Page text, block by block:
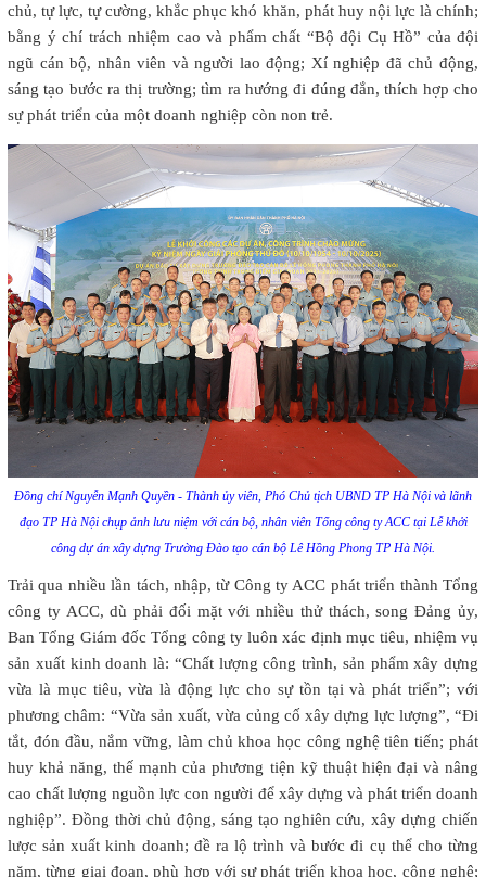
chủ, tự lực, tự cường, khắc phục khó khăn, phát huy nội lực là chính;
bằng ý chí trách nhiệm cao và phẩm chất “Bộ đội Cụ Hồ” của đội
ngũ cán bộ, nhân viên và người lao động; Xí nghiệp đã chủ động,
sáng tạo bước ra thị trường; tìm ra hướng đi đúng đắn, thích hợp cho
sự phát triển của một doanh nghiệp còn non trẻ.
Đồng chí Nguyễn Mạnh Quyền - Thành ủy viên, Phó Chủ tịch UBND TP Hà Nội và lãnh
đạo TP Hà Nội chụp ảnh lưu niệm với cán bộ, nhân viên Tổng công ty ACC tại Lễ khởi
công dự án xây dựng Trường Đào tạo cán bộ Lê Hồng Phong TP Hà Nội.
Trải qua nhiều lần tách, nhập, từ Công ty ACC phát triển thành Tổng
công ty ACC, dù phải đối mặt với nhiều thử thách, song Đảng ủy,
Ban Tổng Giám đốc Tổng công ty luôn xác định mục tiêu, nhiệm vụ
sản xuất kinh doanh là: “Chất lượng công trình, sản phẩm xây dựng
vừa là mục tiêu, vừa là động lực cho sự tồn tại và phát triển”; với
phương châm: “Vừa sản xuất, vừa củng cố xây dựng lực lượng”, “Đi
tắt, đón đầu, nắm vững, làm chủ khoa học công nghệ tiên tiến; phát
huy khả năng, thế mạnh của phương tiện kỹ thuật hiện đại và nâng
cao chất lượng nguồn lực con người để xây dựng và phát triển doanh
nghiệp”. Đồng thời chủ động, sáng tạo nghiên cứu, xây dựng chiến
lược sản xuất kinh doanh; đề ra lộ trình và bước đi cụ thể cho từng
năm, từng giai đoạn, phù hợp với sự phát triển khoa học, công nghệ;